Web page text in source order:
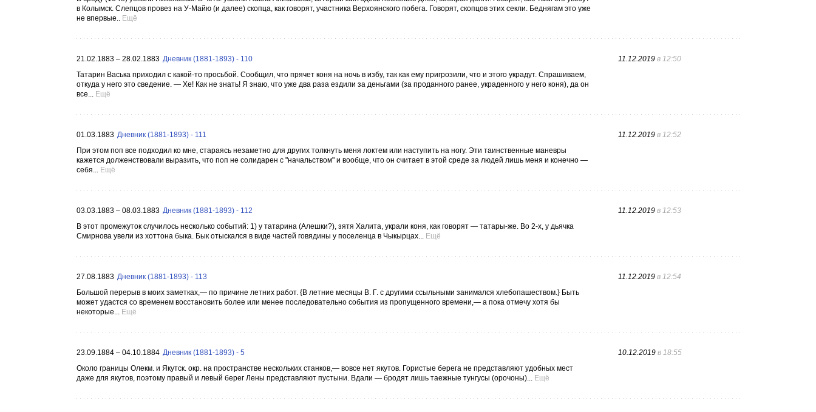
в Колымск. Слепцов провез на У-Майю (и далее) скопца, как говорят, участника Верхоянского побега. Говорят, скопцов этих секли. Беднягам это уже
не впервые.. Ещё
21.02.1883 – 28.02.1883 Дневник (1881-1893) - 110
Татарин Васька приходил с какой-то просьбой. Сообщил, что прячет коня на ночь в избу, так как ему пригрозили, что и этого украдут. Спрашиваем,
откуда у него это сведение. — Хе! Как не знать! Я знаю, что уже два раза ездили за деньгами (за проданного ранее, украденного у него коня), да он
все... Ещё
11.12.2019 в 12:50
01.03.1883 Дневник (1881-1893) - 111
При этом поп все подходил ко мне, стараясь незаметно для других толкнуть меня локтем или наступить на ногу. Эти таинственные маневры
кажется долженствовали выразить, что поп не солидарен с "начальством" и вообще, что он считает в этой среде за людей лишь меня и конечно —
себя... Ещё
11.12.2019 в 12:52
03.03.1883 – 08.03.1883 Дневник (1881-1893) - 112
В этот промежуток случилось несколько событий: 1) у татарина (Алешки?), зятя Халита, украли коня, как говорят — татары-же. Во 2-х, у дьячка
Смирнова увели из хоттона быка. Бык отыскался в виде частей говядины у поселенца в Чыкырцах... Ещё
11.12.2019 в 12:53
27.08.1883 Дневник (1881-1893) - 113
Большой перерыв в моих заметках,— по причине летних работ. {В летние месяцы В. Г. с другими ссыльными занимался хлебопашеством.} Быть
может удастся со временем восстановить более или менее последовательно события из пропущенного времени,— а пока отмечу хотя бы
некоторые... Ещё
11.12.2019 в 12:54
23.09.1884 – 04.10.1884 Дневник (1881-1893) - 5
Около границы Олекм. и Якутск. окр. на пространстве нескольких станков,— вовсе нет якутов. Гористые берега не представляют удобных мест
даже для якутов, поэтому правый и левый берег Лены представляют пустыни. Вдали — бродят лишь таежные тунгусы (орочоны)... Ещё
10.12.2019 в 18:55